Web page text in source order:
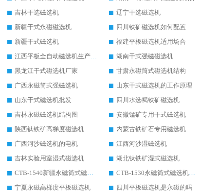
吉林干选磁选机
辽宁干选磁选机
新疆干式永磁磁选机
四川铁矿磁选机如何配置
新疆干式磁选机
福建平板磁选机适用场合
江西平板全自动磁选机生产厂家
湖南干式强磁磁选机
黑龙江干式磁选机厂家
甘肃永磁筒式磁选机结构
广西永磁筒式强磁选机
山东干式磁选机的工作原理
山东干式磁选机批发
四川水选褐铁矿磁选机
吉林永磁磁选机结构图
安徽锰矿专用干式磁选机
陕西钛铁矿高梯度磁选机
内蒙古铁矿石专用磁选机
广西河沙磁选机的电机
江西河沙湿磁选机
吉林实验用室湿式磁选机
湖北钛铁矿湿式磁选机
CTB-1540新疆永磁筒式磁选机
CTB-1530永磁筒式磁选机代理商
宁夏永磁高梯度平板磁选机
四川平板磁选机是永磁的吗